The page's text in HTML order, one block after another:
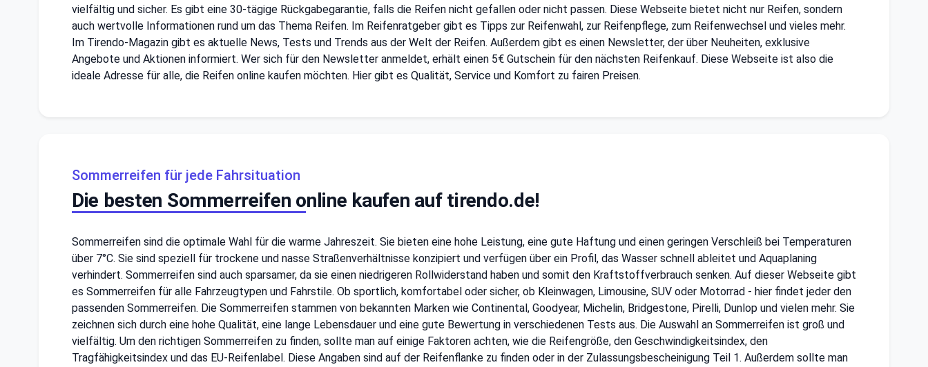
vielfältig und sicher. Es gibt eine 30-tägige Rückgabegarantie, falls die Reifen nicht gefallen oder nicht passen. Diese Webseite bietet nicht nur Reifen, sondern
auch wertvolle Informationen rund um das Thema Reifen. Im Reifenratgeber gibt es Tipps zur Reifenwahl, zur Reifenpflege, zum Reifenwechsel und vieles mehr.
Im Tirendo-Magazin gibt es aktuelle News, Tests und Trends aus der Welt der Reifen. Außerdem gibt es einen Newsletter, der über Neuheiten, exklusive
Angebote und Aktionen informiert. Wer sich für den Newsletter anmeldet, erhält einen 5€ Gutschein für den nächsten Reifenkauf. Diese Webseite ist also die
ideale Adresse für alle, die Reifen online kaufen möchten. Hier gibt es Qualität, Service und Komfort zu fairen Preisen.
Sommerreifen für jede Fahrsituation
Die besten Sommerreifen online kaufen auf tirendo.de!
Sommerreifen sind die optimale Wahl für die warme Jahreszeit. Sie bieten eine hohe Leistung, eine gute Haftung und einen geringen Verschleiß bei Temperaturen
über 7°C. Sie sind speziell für trockene und nasse Straßenverhältnisse konzipiert und verfügen über ein Profil, das Wasser schnell ableitet und Aquaplaning
verhindert. Sommerreifen sind auch sparsamer, da sie einen niedrigeren Rollwiderstand haben und somit den Kraftstoffverbrauch senken. Auf dieser Webseite gibt
es Sommerreifen für alle Fahrzeugtypen und Fahrstile. Ob sportlich, komfortabel oder sicher, ob Kleinwagen, Limousine, SUV oder Motorrad - hier findet jeder den
passenden Sommerreifen. Die Sommerreifen stammen von bekannten Marken wie Continental, Goodyear, Michelin, Bridgestone, Pirelli, Dunlop und vielen mehr. Sie
zeichnen sich durch eine hohe Qualität, eine lange Lebensdauer und eine gute Bewertung in verschiedenen Tests aus. Die Auswahl an Sommerreifen ist groß und
vielfältig. Um den richtigen Sommerreifen zu finden, sollte man auf einige Faktoren achten, wie die Reifengröße, den Geschwindigkeitsindex, den
Tragfähigkeitsindex und das EU-Reifenlabel. Diese Angaben sind auf der Reifenflanke zu finden oder in der Zulassungsbescheinigung Teil 1. Außerdem sollte man